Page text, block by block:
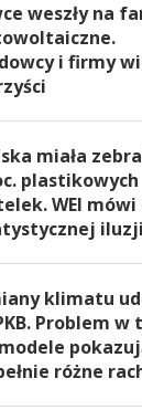
weszły na
i firmy
miała
plastikowych
WEI mówi
iluzji
klimatu
Problem w
różne